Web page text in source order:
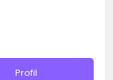
Profil